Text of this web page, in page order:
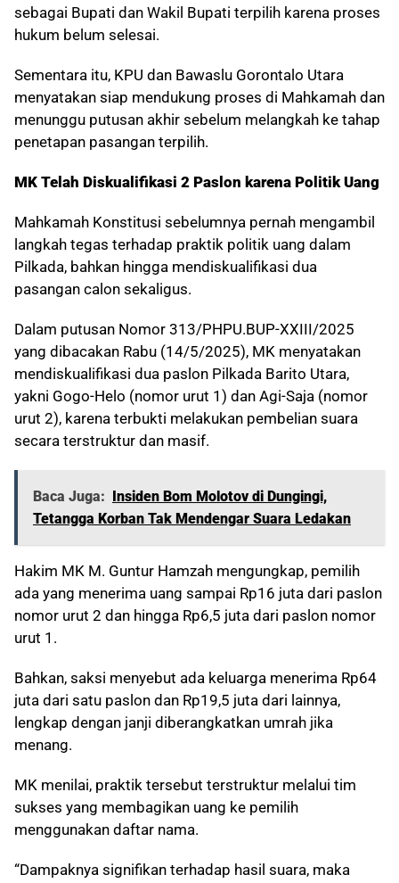
sebagai Bupati dan Wakil Bupati terpilih karena proses
hukum belum selesai.
Sementara itu, KPU dan Bawaslu Gorontalo Utara
menyatakan siap mendukung proses di Mahkamah dan
menunggu putusan akhir sebelum melangkah ke tahap
penetapan pasangan terpilih.
MK Telah Diskualifikasi 2 Paslon karena Politik Uang
Mahkamah Konstitusi sebelumnya pernah mengambil
langkah tegas terhadap praktik politik uang dalam
Pilkada, bahkan hingga mendiskualifikasi dua
pasangan calon sekaligus.
Dalam putusan Nomor 313/PHPU.BUP-XXIII/2025
yang dibacakan Rabu (14/5/2025), MK menyatakan
mendiskualifikasi dua paslon Pilkada Barito Utara,
yakni Gogo-Helo (nomor urut 1) dan Agi-Saja (nomor
urut 2), karena terbukti melakukan pembelian suara
secara terstruktur dan masif.
Baca Juga: Insiden Bom Molotov di Dungingi,
Tetangga Korban Tak Mendengar Suara Ledakan
Hakim MK M. Guntur Hamzah mengungkap, pemilih
ada yang menerima uang sampai Rp16 juta dari paslon
nomor urut 2 dan hingga Rp6,5 juta dari paslon nomor
urut 1.
Bahkan, saksi menyebut ada keluarga menerima Rp64
juta dari satu paslon dan Rp19,5 juta dari lainnya,
lengkap dengan janji diberangkatkan umrah jika
menang.
MK menilai, praktik tersebut terstruktur melalui tim
sukses yang membagikan uang ke pemilih
menggunakan daftar nama.
“Dampaknya signifikan terhadap hasil suara, maka